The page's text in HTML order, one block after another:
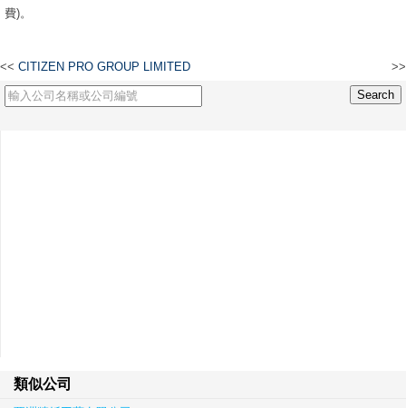
費)。
<< CITIZEN PRO GROUP LIMITED >>
類似公司